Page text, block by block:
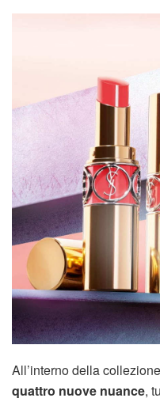
All’interno della
quattro nuove nuance,